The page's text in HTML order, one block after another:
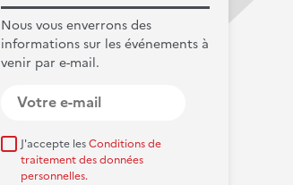
Nous vous enverrons des
informations sur les événements à
venir par e-mail.
J'accepte lesConditions de
traitement des données
personnelles.